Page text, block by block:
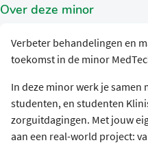
Over deze minor
Verbeter behandelingen en
toekomst in de minor
In deze minor werk je
studenten, en studenten
zorguitdagingen. Met jouw
aan een real-world project: